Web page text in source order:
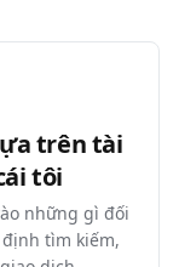
trên tài
tôi
những gì đối
tìm kiếm,